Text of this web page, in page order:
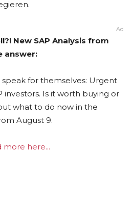
Ad
New SAP Analysis from
answer:
speak for themselves: Urgent
investors. Is it worth buying or
what to do now in the
August 9.
more here...